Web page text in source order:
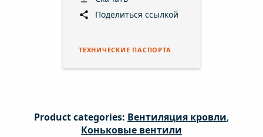
Поделиться ссылкой
ТЕХНИЧЕСКИЕ ПАСПОРТА
Product categories: Вентиляция кровли,
Коньковые вентили